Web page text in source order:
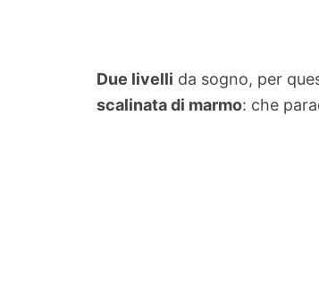
Due livelli da sogno, per
scalinata di marmo: che